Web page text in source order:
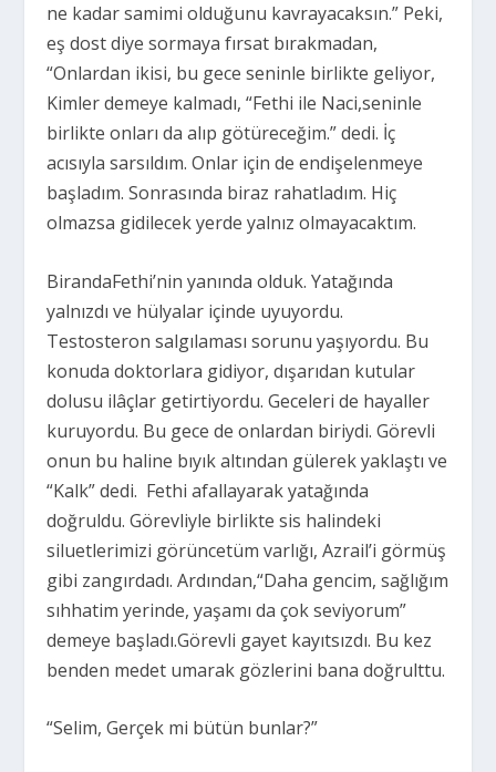
ne kadar samimi olduğunu kavrayacaksın.” Peki,
eş dost diye sormaya fırsat bırakmadan,
“Onlardan ikisi, bu gece seninle birlikte geliyor,
Kimler demeye kalmadı, “Fethi ile Naci,seninle
birlikte onları da alıp götüreceğim.” dedi. İç
acısıyla sarsıldım. Onlar için de endişelenmeye
başladım. Sonrasında biraz rahatladım. Hiç
olmazsa gidilecek yerde yalnız olmayacaktım.
BirandaFethi’nin yanında olduk. Yatağında
yalnızdı ve hülyalar içinde uyuyordu.
Testosteron salgılaması sorunu yaşıyordu. Bu
konuda doktorlara gidiyor, dışarıdan kutular
dolusu ilâçlar getirtiyordu. Geceleri de hayaller
kuruyordu. Bu gece de onlardan biriydi. Görevli
onun bu haline bıyık altından gülerek yaklaştı ve
“Kalk” dedi. Fethi afallayarak yatağında
doğruldu. Görevliyle birlikte sis halindeki
siluetlerimizi görüncetüm varlığı, Azrail’i görmüş
gibi zangırdadı. Ardından,“Daha gencim, sağlığım
sıhhatim yerinde, yaşamı da çok seviyorum”
demeye başladı.Görevli gayet kayıtsızdı. Bu kez
benden medet umarak gözlerini bana doğrulttu.
“Selim, Gerçek mi bütün bunlar?”